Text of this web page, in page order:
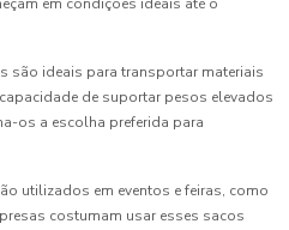
são ideais para transportar materiais
de suportar pesos elevados
os a escolha preferida para
utilizados em eventos e feiras, como
costumam usar esses sacos